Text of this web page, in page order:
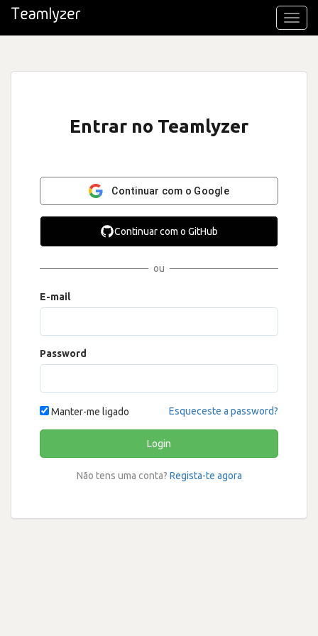
Entrar no Teamlyzer
Continuar com o Google
Continuar com o GitHub
ou
E-mail
Password
Manter-me ligado Esqueceste a password?
Login
Não tens uma conta? Regista-te agora